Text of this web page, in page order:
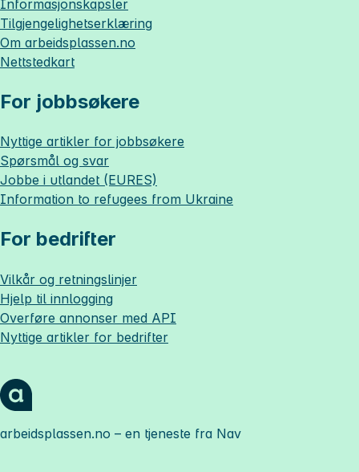
Informasjonskapsler
Tilgjengelighetserklæring
Om arbeidsplassen.no
Nettstedkart
For jobbsøkere
Nyttige artikler for jobbsøkere
Spørsmål og svar
Jobbe i utlandet (EURES)
Information to refugees from Ukraine
For bedrifter
Vilkår og retningslinjer
Hjelp til innlogging
Overføre annonser med API
Nyttige artikler for bedrifter
arbeidsplassen.no – en tjeneste fra Nav